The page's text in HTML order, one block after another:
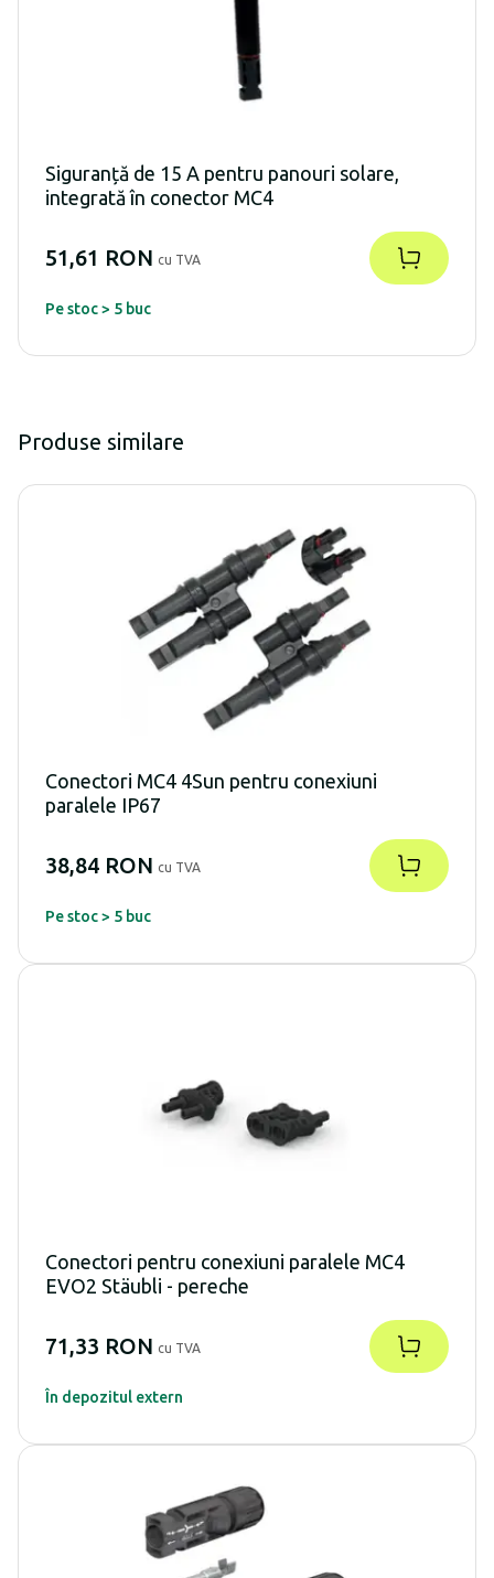
Siguranță de 15 A pentru panouri solare,
integrată în conector MC4
51,61 RON cu TVA
Pe stoc > 5 buc
Produse similare
Conectori MC4 4Sun pentru conexiuni
paralele IP67
38,84 RON cu TVA
Pe stoc > 5 buc
Conectori pentru conexiuni paralele MC4
EVO2 Stäubli - pereche
71,33 RON cu TVA
În depozitul extern